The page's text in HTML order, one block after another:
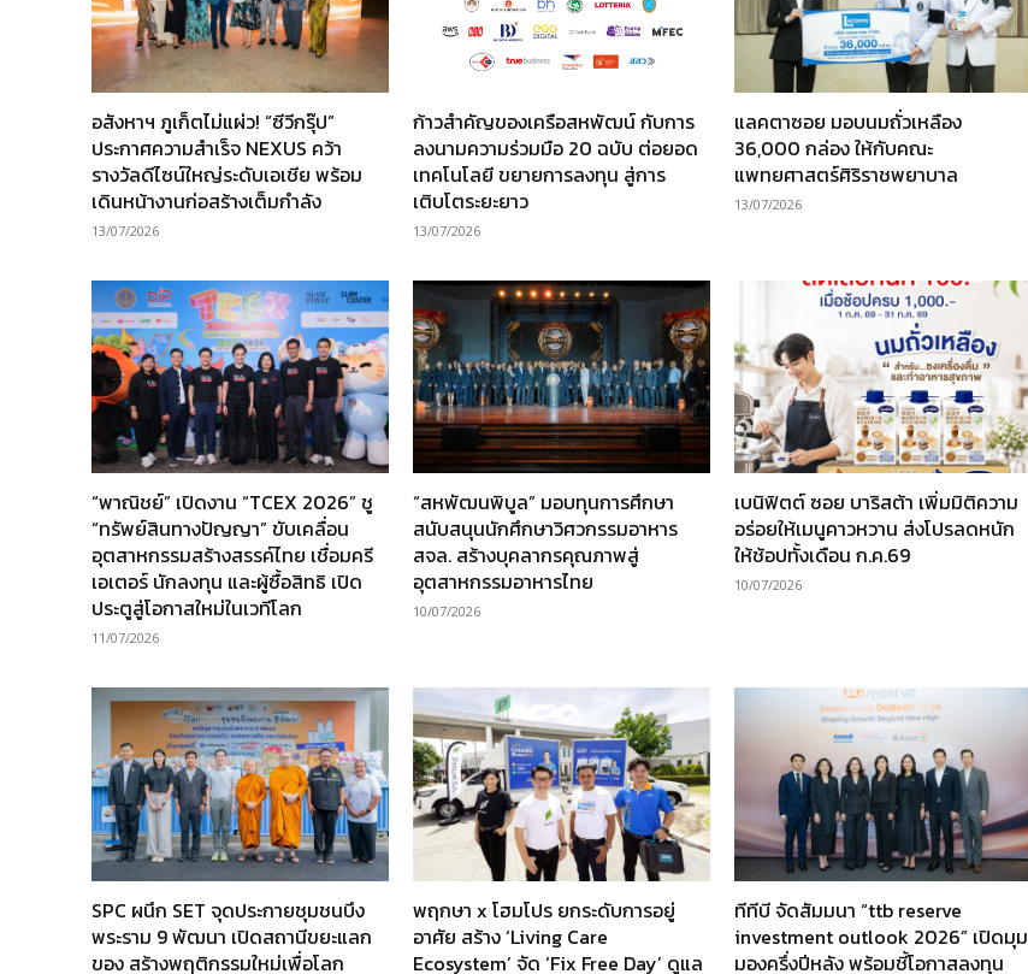
อสังหาฯ ภูเก็ตไม่แผ่ว! “ซีวีกรุ๊ป”
ประกาศความสำเร็จ NEXUS คว้า
รางวัลดีไซน์ใหญ่ระดับเอเชีย พร้อม
เดินหน้างานก่อสร้างเต็มกำลัง
13/07/2026
ก้าวสำคัญของเครือสหพัฒน์ กับการ
ลงนามความร่วมมือ 20 ฉบับ ต่อยอด
เทคโนโลยี ขยายการลงทุน สู่การ
เติบโตระยะยาว
13/07/2026
แลคตาซอย มอบนมถั่วเหลือง
36,000 กล่อง ให้กับคณะ
แพทยศาสตร์ศิริราชพยาบาล
13/07/2026
“พาณิชย์” เปิดงาน “TCEX 2026” ชู
“ทรัพย์สินทางปัญญา” ขับเคลื่อน
อุตสาหกรรมสร้างสรรค์ไทย เชื่อมครี
เอเตอร์ นักลงทุน และผู้ซื้อสิทธิ เปิด
ประตูสู่โอกาสใหม่ในเวทีโลก
11/07/2026
“สหพัฒนพิบูล” มอบทุนการศึกษา
สนับสนุนนักศึกษาวิศวกรรมอาหาร
สจล. สร้างบุคลากรคุณภาพสู่
อุตสาหกรรมอาหารไทย
10/07/2026
เบนิฟิตต์ ซอย บาริสต้า เพิ่มมิติความ
อร่อยให้เมนูคาวหวาน ส่งโปรลดหนัก
ให้ช้อปทั้งเดือน ก.ค.69
10/07/2026
SPC ผนึก SET จุดประกายชุมชนบึง
พระราม 9 พัฒนา เปิดสถานีขยะแลก
ของ สร้างพฤติกรรมใหม่เพื่อโลก
พฤกษา x โฮมโปร ยกระดับการอยู่
อาศัย สร้าง ‘Living Care
Ecosystem’ จัด ‘Fix Free Day’ ดูแล
ทีทีบี จัดสัมมนา “ttb reserve
investment outlook 2026” เปิดมุม
มองครึ่งปีหลัง พร้อมชี้โอกาสลงทุน